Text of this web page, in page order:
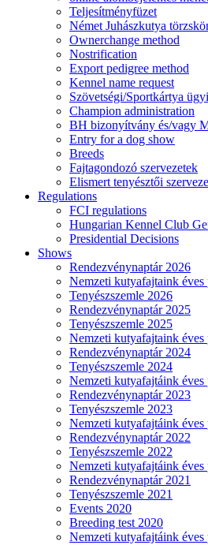
Teljesítményfüzet
Német Juhászkutya
Ownerchange method
Nostrification
Export pedigree method
Kennel name request
Szövetségi/Sportkártya
Champion administration
BH bizonyítvány és/vagy
Entry for a dog show
Breeds
Fajtagondozó szervezetek
Elismert tenyésztői
Regulations
FCI regulations
Hungarian Kennel Club
Presidential Decisions
Shows
Rendezvénynaptár 2026
Nemzeti kutyafajtaink éves
Tenyészszemle 2026
Rendezvénynaptár 2025
Tenyészszemle 2025
Nemzeti kutyafajtaink éves
Rendezvénynaptár 2024
Tenyészszemle 2024
Nemzeti kutyafajtáink éves
Rendezvénynaptár 2023
Tenyészszemle 2023
Nemzeti kutyafajtáink éves
Rendezvénynaptár 2022
Tenyészszemle 2022
Nemzeti kutyafajtáink éves
Rendezvénynaptár 2021
Tenyészszemle 2021
Events 2020
Breeding test 2020
Nemzeti kutyafajtáink éves